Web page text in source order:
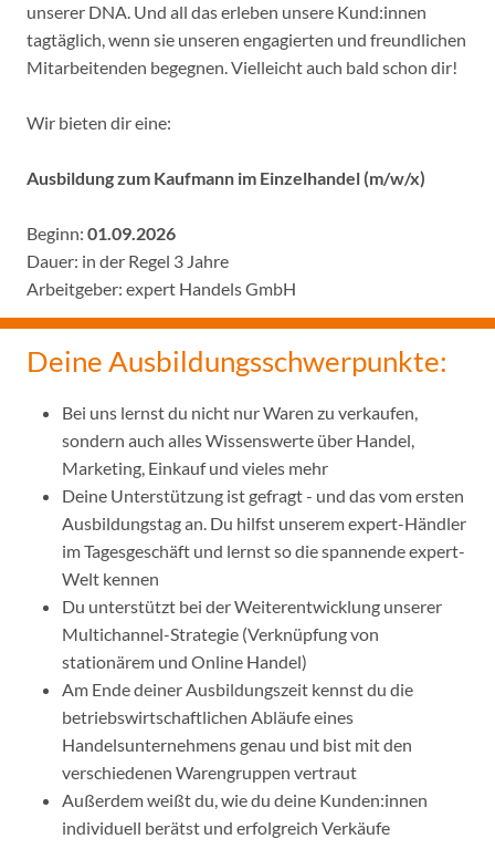
unserer DNA. Und all das erleben unsere Kund:innen
tagtäglich, wenn sie unseren engagierten und freundlichen
Mitarbeitenden begegnen. Vielleicht auch bald schon dir!
Wir bieten dir eine:
Ausbildung zum Kaufmann im Einzelhandel (m/w/x)
Beginn: 01.09.2026
Dauer: in der Regel 3 Jahre
Arbeitgeber: expert Handels GmbH
Deine Ausbildungsschwerpunkte:
Bei uns lernst du nicht nur Waren zu verkaufen,
sondern auch alles Wissenswerte über Handel,
Marketing, Einkauf und vieles mehr
Deine Unterstützung ist gefragt - und das vom ersten
Ausbildungstag an. Du hilfst unserem expert-Händler
im Tagesgeschäft und lernst so die spannende expert-
Welt kennen
Du unterstützt bei der Weiterentwicklung unserer
Multichannel-Strategie (Verknüpfung von
stationärem und Online Handel)
Am Ende deiner Ausbildungszeit kennst du die
betriebswirtschaftlichen Abläufe eines
Handelsunternehmens genau und bist mit den
verschiedenen Warengruppen vertraut
Außerdem weißt du, wie du deine Kunden:innen
individuell berätst und erfolgreich Verkäufe